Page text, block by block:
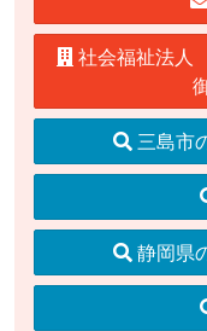
社会福祉法
三島市
静岡県